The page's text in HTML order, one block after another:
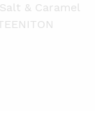
& Caramel